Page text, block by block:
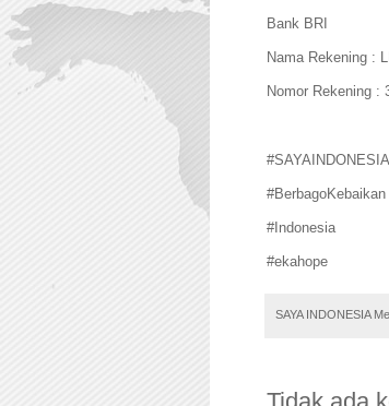
Bank BRI
Nama Rekening :
Nomor Rekening :
#SAYAINDONESIA
#BerbagoKebaikan
#Indonesia
#ekahope
SAYA INDONESIA